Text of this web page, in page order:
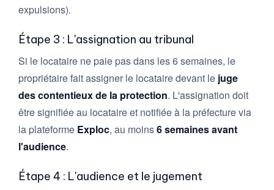
expulsions).
Étape 3 : L'assignation au tribunal
Si le locataire ne paie pas dans les 6 semaines, le
propriétaire fait assigner le locataire devant le juge
des contentieux de la protection. L'assignation doit
être signifiée au locataire et notifiée à la préfecture via
la plateforme Exploc, au moins6 semaines avant
l'audience.
Étape 4 : L'audience et le jugement